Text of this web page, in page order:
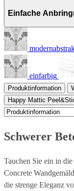
Einfache
einfarbig
Produktinformation
Happy Mattic
Schwerer
Tauchen Sie ein in
Concrete
die strenge Eleganz